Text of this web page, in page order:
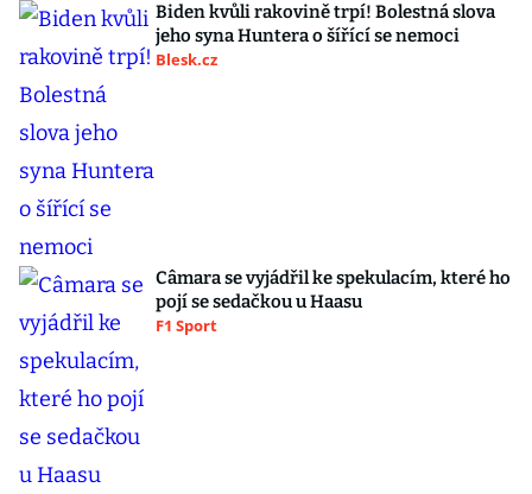
Biden kvůli rakovině trpí! Bolestná slova
jeho syna Huntera o šířící se nemoci
Blesk.cz
Câmara se vyjádřil ke spekulacím, které ho
pojí se sedačkou u Haasu
F1 Sport